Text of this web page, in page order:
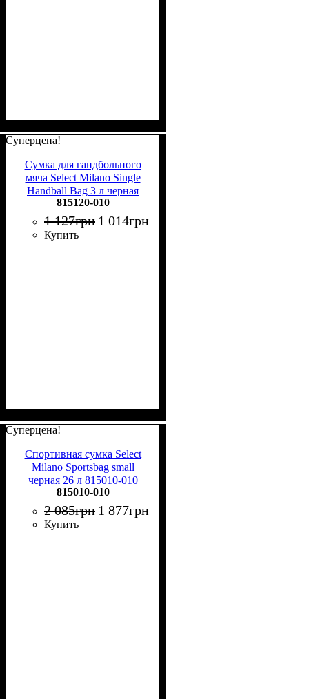
Суперцена!
Сумка для гандбольного
мяча Select Milano Single
Handball Bag 3 л черная
815120-010
815120-010
1 127грн 1 014грн
Купить
Суперцена!
Спортивная сумка Select
Milano Sportsbag small
черная 26 л 815010-010
815010-010
2 085грн 1 877грн
Купить